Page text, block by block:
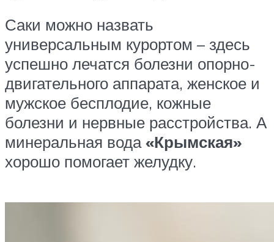
Саки можно назвать
универсальным курортом – здесь
успешно лечатся болезни опорно-
двигательного аппарата, женское и
мужское бесплодие, кожные
болезни и нервные расстройства. А
минеральная вода«Крымская»
хорошо помогает желудку.